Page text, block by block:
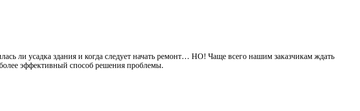
ли усадка здания и когда следует начать ремонт… НО! Чаще всего нашим заказчикам ждать
эффективный способ решения проблемы.